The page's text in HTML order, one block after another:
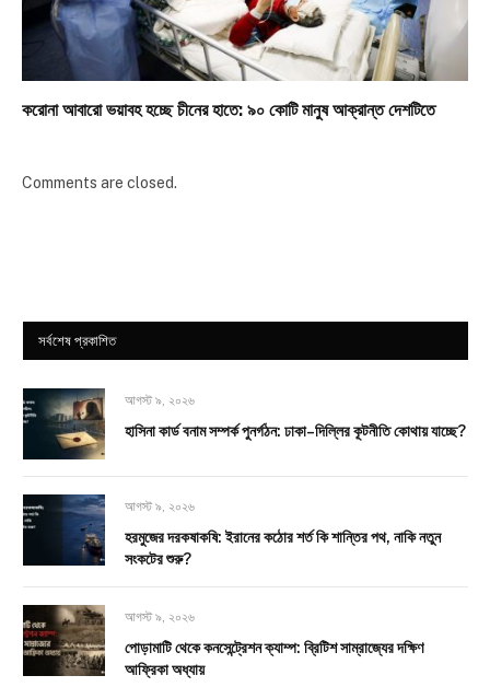
করোনা আবারো ভয়াবহ হচ্ছে চীনের হাতে: ৯০ কোটি মানুষ আক্রান্ত দেশটিতে
Comments are closed.
সর্বশেষ প্রকাশিত
আগস্ট ৯, ২০২৬
হাসিনা কার্ড বনাম সম্পর্ক পুনর্গঠন: ঢাকা–দিল্লির কূটনীতি কোথায় যাচ্ছে?
আগস্ট ৯, ২০২৬
হরমুজের দরকষাকষি: ইরানের কঠোর শর্ত কি শান্তির পথ, নাকি নতুন
সংকটের শুরু?
আগস্ট ৯, ২০২৬
পোড়ামাটি থেকে কনসেন্ট্রেশন ক্যাম্প: ব্রিটিশ সাম্রাজ্যের দক্ষিণ
আফ্রিকা অধ্যায়